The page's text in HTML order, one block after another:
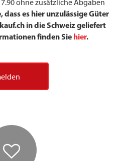
ohne zusätzliche Abgaben
dass es hier unzulässige Güter
in die Schweiz geliefert
finden Sie hier.